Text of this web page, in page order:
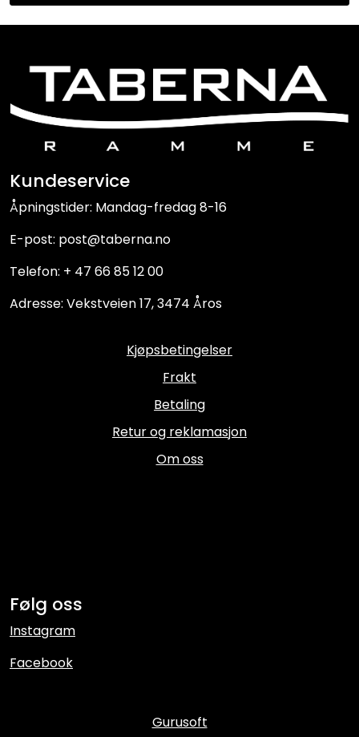
Kundeservice
Åpningstider: Mandag-fredag 8-16
E-post: post@taberna.no
Telefon: + 47 66 85 12 00
Adresse: Vekstveien 17, 3474 Åros
Kjøpsbetingelser
Frakt
Betaling
Retur og reklamasjon
Om oss
Følg oss
Instagram
Facebook
Gurusoft